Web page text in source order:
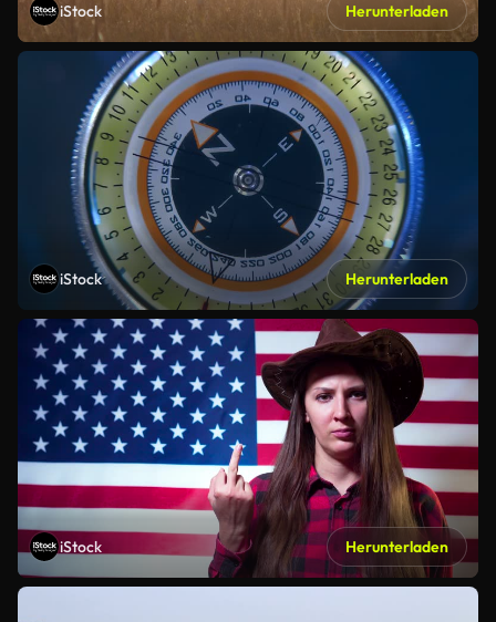
iStock Herunterladen
iStock Herunterladen
iStock Herunterladen